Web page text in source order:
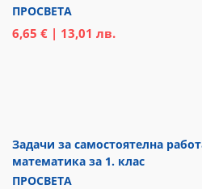
ПРОСВЕТА
6,65 € | 13,01 лв.
Задачи за самостоятелна
математика за 1. клас
ПРОСВЕТА